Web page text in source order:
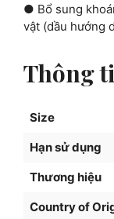
● Bổ sung
vật (dầu hướng
Thông
Size
Hạn sử dụng
Thương hiệu
Country of